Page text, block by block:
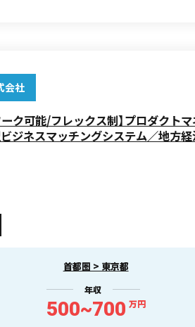
会社
ーク可能/フレックス制】プロダクト
ジネスマッチングシステム／地方
首都圏 > 東京都
年収
500~700 万円